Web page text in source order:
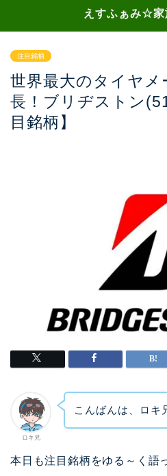
えすふぁみ☆家
注目銘柄
世界最大のタイヤメ
長！ブリヂストン
目銘柄】
ロキ兄
こんばんは、ロキ
本日も注目銘柄をゆる～く語